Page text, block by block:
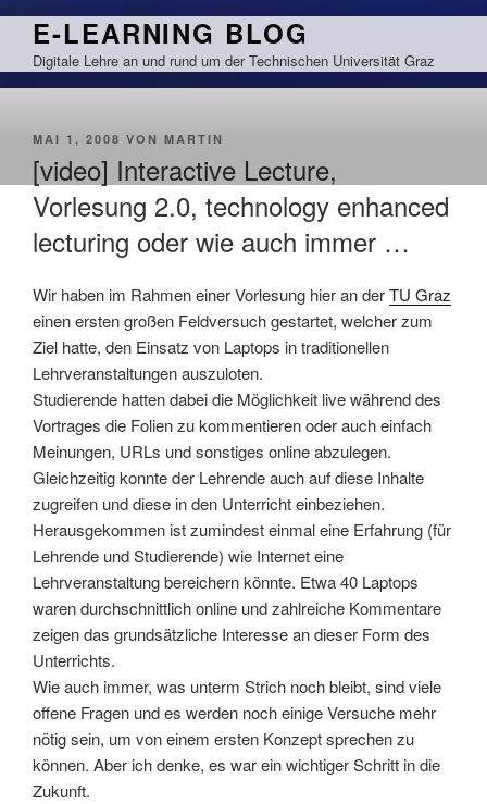
Zum
springen
E-LEARNING BLOG
Digitale Lehre an und rund um der Technischen Universität Graz
VERÖFFENTLICHT
MAI 1, 2008 VON MARTIN
[video] Interactive Lecture,
Vorlesung 2.0, technology enhanced
lecturing oder wie auch immer …
Wir haben im Rahmen einer Vorlesung hier an derTU Graz
einen ersten großen Feldversuch gestartet, welcher zum
Ziel hatte, den Einsatz von Laptops in traditionellen
Lehrveranstaltungen auszuloten.
Studierende hatten dabei die Möglichkeit live während des
Vortrages die Folien zu kommentieren oder auch einfach
Meinungen, URLs und sonstiges online abzulegen.
Gleichzeitig konnte der Lehrende auch auf diese Inhalte
zugreifen und diese in den Unterricht einbeziehen.
Herausgekommen ist zumindest einmal eine Erfahrung (für
Lehrende und Studierende) wie Internet eine
Lehrveranstaltung bereichern könnte. Etwa 40 Laptops
waren durchschnittlich online und zahlreiche Kommentare
zeigen das grundsätzliche Interesse an dieser Form des
Unterrichts.
Wie auch immer, was unterm Strich noch bleibt, sind viele
offene Fragen und es werden noch einige Versuche mehr
nötig sein, um von einem ersten Konzept sprechen zu
können. Aber ich denke, es war ein wichtiger Schritt in die
Zukunft.